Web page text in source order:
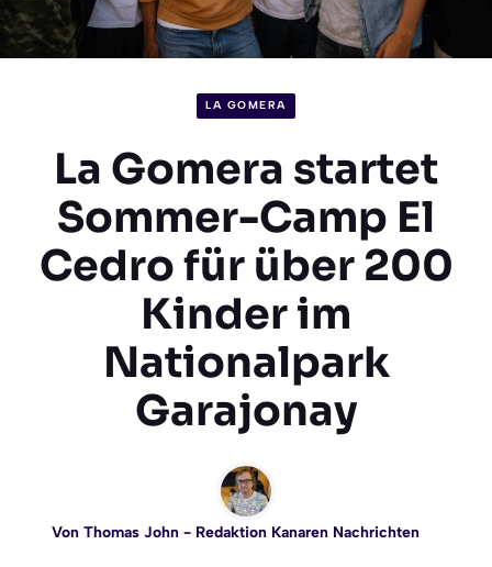
LA GOMERA
La Gomera startet
Sommer-Camp El
Cedro für über 200
Kinder im
Nationalpark
Garajonay
Von Thomas John- Redaktion Kanaren Nachrichten